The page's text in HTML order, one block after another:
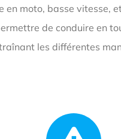
en moto, basse vitesse,
de conduire en
les différentes